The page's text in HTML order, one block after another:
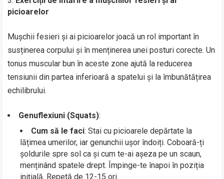
picioarelor
Mușchii fesieri și ai picioarelor joacă un rol important în
susținerea corpului și în menținerea unei posturi corecte. Un
tonus muscular bun în aceste zone ajută la reducerea
tensiunii din partea inferioară a spatelui și la îmbunătățirea
echilibrului.
Genuflexiuni (Squats):
Cum să le faci: Stai cu picioarele depărtate la
lățimea umerilor, iar genunchii ușor îndoiți. Coboară-ți
șoldurile spre sol ca și cum te-ai așeza pe un scaun,
menținând spatele drept. Împinge-te înapoi în poziția
inițială. Repetă de 12-15 ori.